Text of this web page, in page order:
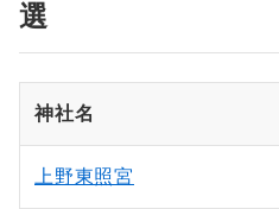
選
神社名
上野東照宮